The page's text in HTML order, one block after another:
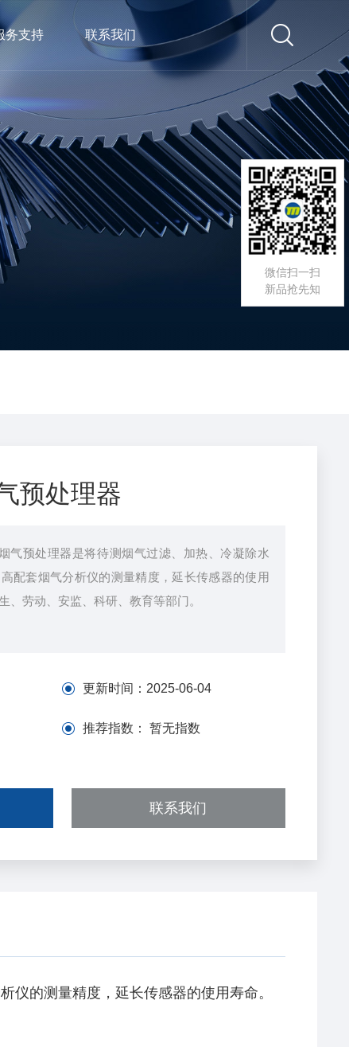
务支持 联系我们
预处理器
气预处理器是将待测烟气过滤、加热、冷凝除水
配套烟气分析仪的测量精度，延长传感器的使用
、劳动、安监、科研、教育等部门。
更新时间： 2025-06-04
推荐指数：暂无指数
联系我们
的测量精度，延长传感器的使用寿命。
微信扫一扫
新品抢先知